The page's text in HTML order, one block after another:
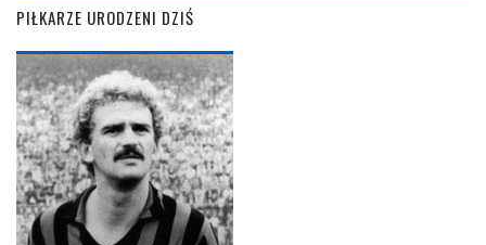
PIŁKARZE URODZENI DZIŚ